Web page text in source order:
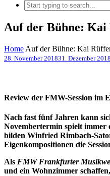
Auf der Bühne: Kai
Home Auf der Bühne: Kai
28. November 201831. Dezember 2018
Review der FMW-Session im
Nach fast fünf Jahren kann
Novembertermin spielt
bilden Winfried Rimbach-
Eigenkompositionen die
Als FMW Frankfurter
und ein Wohnzimmer